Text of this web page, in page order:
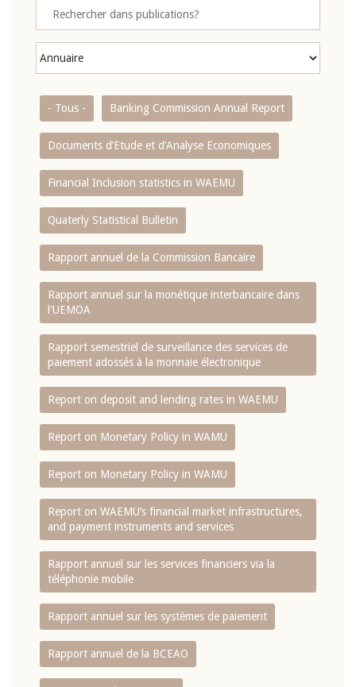
- Tous - Banking Commission Annual Report
Documents d’Etude et d’Analyse Economiques
Financial Inclusion statistics in WAEMU
Quaterly Statistical Bulletin
Rapport annuel de la Commission Bancaire
Rapport annuel sur la monétique interbancaire dans
l'UEMOA
Rapport semestriel de surveillance des services de
paiement adossés à la monnaie électronique
Report on deposit and lending rates in WAEMU
Report on Monetary Policy in WAMU
Report on Monetary Policy in WAMU
Report on WAEMU’s financial market infrastructures,
and payment instruments and services
Rapport annuel sur les services financiers via la
téléphonie mobile
Rapport annuel sur les systèmes de paiement
Rapport annuel de la BCEAO